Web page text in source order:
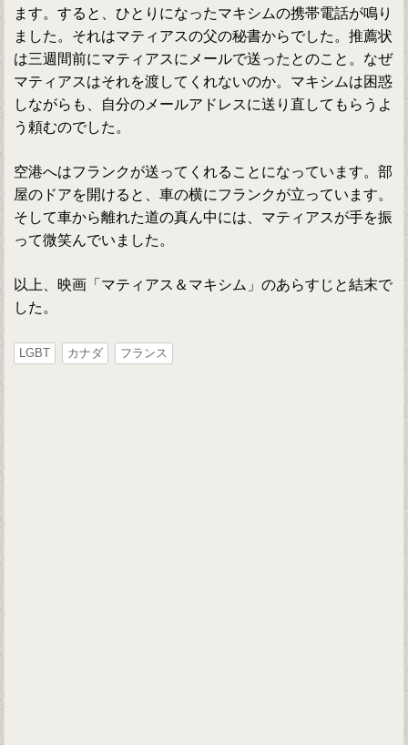
ます。すると、ひとりになったマキシムの携帯電話が鳴り
ました。それはマティアスの父の秘書からでした。推薦状
は三週間前にマティアスにメールで送ったとのこと。なぜ
マティアスはそれを渡してくれないのか。マキシムは困惑
しながらも、自分のメールアドレスに送り直してもらうよ
う頼むのでした。
空港へはフランクが送ってくれることになっています。部
屋のドアを開けると、車の横にフランクが立っています。
そして車から離れた道の真ん中には、マティアスが手を振
って微笑んでいました。
以上、映画「マティアス＆マキシム」のあらすじと結末で
した。
LGBT カナダ フランス